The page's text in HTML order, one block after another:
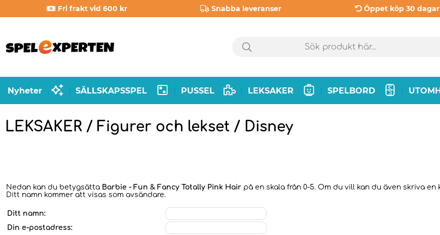
Fri frakt vid 600 kr Snabba leveranser Öppet köp 30 dagar
Nyheter SÄLLSKAPSSPEL PUSSEL LEKSAKER SPELBORD
LEKSAKER / Figurer och lekset / Disney
Nedan kan du betygsätta Barbie - Fun & Fancy Totally Pink Hair på en skala från 0-5. Om du vill kan du även skriva
Ditt namn kommer att visas som avsändare.
Ditt namn:
Din e-postadress: